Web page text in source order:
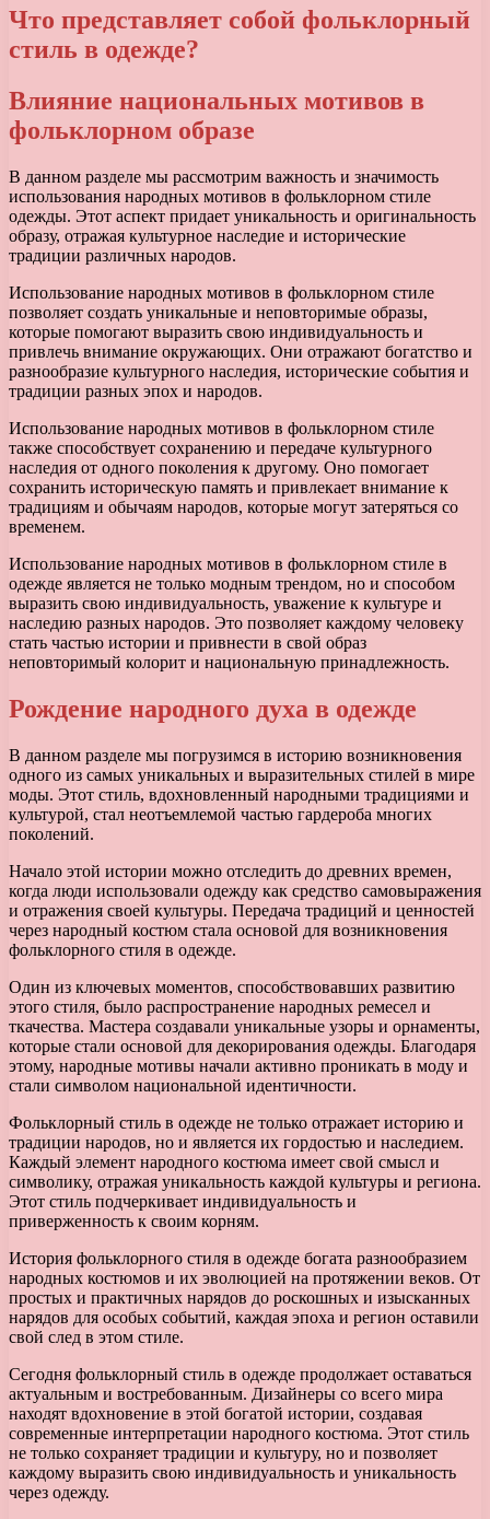
Что представляет собой фольклорный
стиль в одежде?
Влияние национальных мотивов в
фольклорном образе
В данном разделе мы рассмотрим важность и значимость
использования народных мотивов в фольклорном стиле
одежды. Этот аспект придает уникальность и оригинальность
образу, отражая культурное наследие и исторические
традиции различных народов.
Использование народных мотивов в фольклорном стиле
позволяет создать уникальные и неповторимые образы,
которые помогают выразить свою индивидуальность и
привлечь внимание окружающих. Они отражают богатство и
разнообразие культурного наследия, исторические события и
традиции разных эпох и народов.
Использование народных мотивов в фольклорном стиле
также способствует сохранению и передаче культурного
наследия от одного поколения к другому. Оно помогает
сохранить историческую память и привлекает внимание к
традициям и обычаям народов, которые могут затеряться со
временем.
Использование народных мотивов в фольклорном стиле в
одежде является не только модным трендом, но и способом
выразить свою индивидуальность, уважение к культуре и
наследию разных народов. Это позволяет каждому человеку
стать частью истории и привнести в свой образ
неповторимый колорит и национальную принадлежность.
Рождение народного духа в одежде
В данном разделе мы погрузимся в историю возникновения
одного из самых уникальных и выразительных стилей в мире
моды. Этот стиль, вдохновленный народными традициями и
культурой, стал неотъемлемой частью гардероба многих
поколений.
Начало этой истории можно отследить до древних времен,
когда люди использовали одежду как средство самовыражения
и отражения своей культуры. Передача традиций и ценностей
через народный костюм стала основой для возникновения
фольклорного стиля в одежде.
Один из ключевых моментов, способствовавших развитию
этого стиля, было распространение народных ремесел и
ткачества. Мастера создавали уникальные узоры и орнаменты,
которые стали основой для декорирования одежды. Благодаря
этому, народные мотивы начали активно проникать в моду и
стали символом национальной идентичности.
Фольклорный стиль в одежде не только отражает историю и
традиции народов, но и является их гордостью и наследием.
Каждый элемент народного костюма имеет свой смысл и
символику, отражая уникальность каждой культуры и региона.
Этот стиль подчеркивает индивидуальность и
приверженность к своим корням.
История фольклорного стиля в одежде богата разнообразием
народных костюмов и их эволюцией на протяжении веков. От
простых и практичных нарядов до роскошных и изысканных
нарядов для особых событий, каждая эпоха и регион оставили
свой след в этом стиле.
Сегодня фольклорный стиль в одежде продолжает оставаться
актуальным и востребованным. Дизайнеры со всего мира
находят вдохновение в этой богатой истории, создавая
современные интерпретации народного костюма. Этот стиль
не только сохраняет традиции и культуру, но и позволяет
каждому выразить свою индивидуальность и уникальность
через одежду.